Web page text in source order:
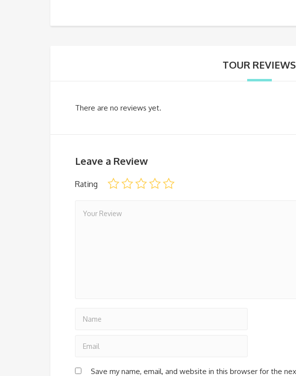
TOUR REVIEWS
There are no reviews yet.
Leave a Review
Rating
Save my name, email, and website in this browser for the